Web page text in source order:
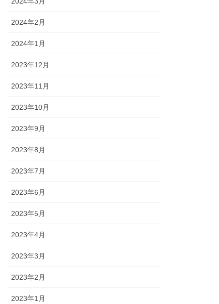
2024年2月
2024年1月
2023年12月
2023年11月
2023年10月
2023年9月
2023年8月
2023年7月
2023年6月
2023年5月
2023年4月
2023年3月
2023年2月
2023年1月